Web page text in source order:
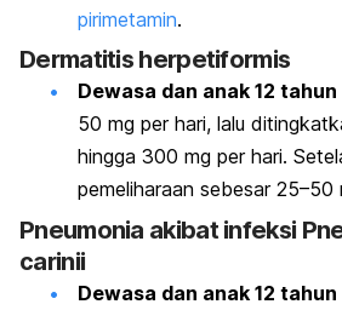
pirimetamin.
Dermatitis herpetiformis
Dewasa dan anak 12
50 mg per hari, lalu
hingga 300 mg per hari.
pemeliharaan sebesar 25–50
Pneumonia akibat infeksi
carinii
Dewasa dan anak 12